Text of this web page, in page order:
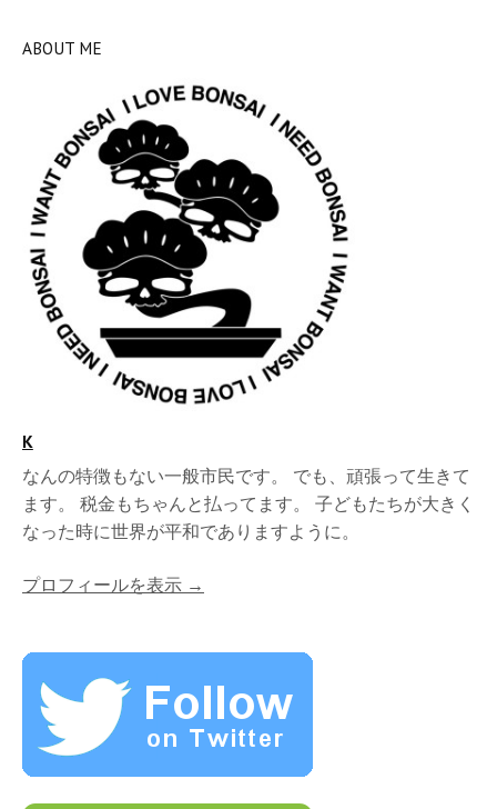
ABOUT ME
K
なんの特徴もない一般市民です。 でも、頑張って生きて
ます。 税金もちゃんと払ってます。 子どもたちが大きく
なった時に世界が平和でありますように。
プロフィールを表示 →